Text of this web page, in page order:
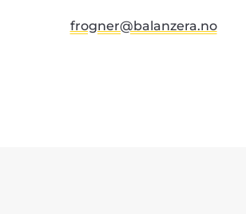
frogner@balanzera.no